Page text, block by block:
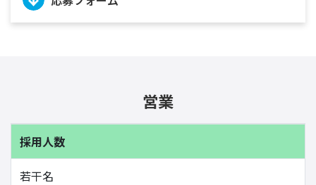
営業
採用人数
若干名